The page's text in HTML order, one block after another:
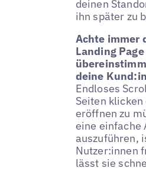
deinen
ihn später zu
Achte immer
Landing
deine
Endloses
Seiten
eröffnen zu
eine einfache
auszuführen,
Nutzer:innen
lässt sie